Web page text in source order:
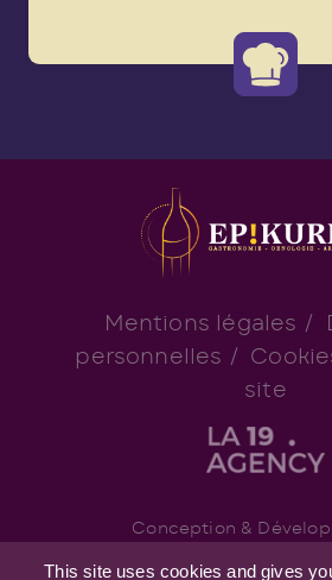
Mentions légales /
personnelles /
site
Conception &
This site uses cookies and gives